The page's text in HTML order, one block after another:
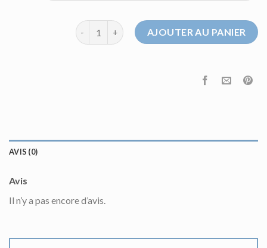
quantité de pull homme col vAJOUTER AU PANIER
AVIS (0)
Avis
Il n’y a pas encore d’avis.